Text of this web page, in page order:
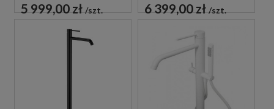
5 999,00 zł szt. 6 399,00 zł szt.